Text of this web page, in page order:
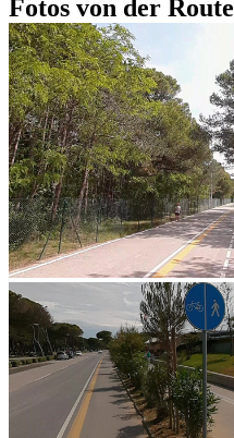
Fotos von der Route